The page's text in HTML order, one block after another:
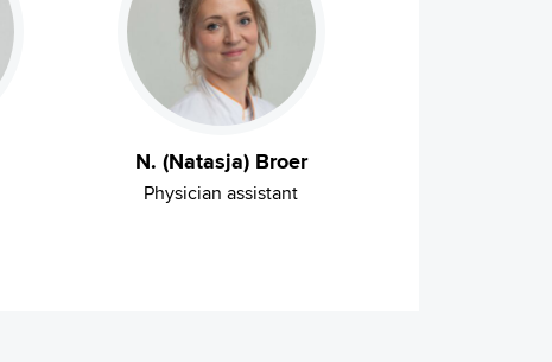
N. (Natasja) Broer
Physician assistant